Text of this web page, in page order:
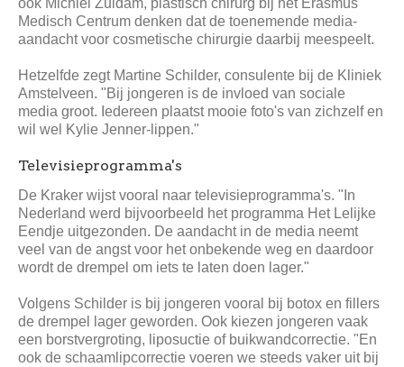
ook Michiel Zuidam, plastisch chirurg bij het Erasmus
Medisch Centrum denken dat de toenemende media-
aandacht voor cosmetische chirurgie daarbij meespeelt.
Hetzelfde zegt Martine Schilder, consulente bij de Kliniek
Amstelveen. "Bij jongeren is de invloed van sociale
media groot. Iedereen plaatst mooie foto's van zichzelf en
wil wel Kylie Jenner-lippen."
Televisieprogramma's
De Kraker wijst vooral naar televisieprogramma's. "In
Nederland werd bijvoorbeeld het programma Het Lelijke
Eendje uitgezonden. De aandacht in de media neemt
veel van de angst voor het onbekende weg en daardoor
wordt de drempel om iets te laten doen lager."
Volgens Schilder is bij jongeren vooral bij botox en fillers
de drempel lager geworden. Ook kiezen jongeren vaak
een borstvergroting, liposuctie of buikwandcorrectie. "En
ook de schaamlipcorrectie voeren we steeds vaker uit bij